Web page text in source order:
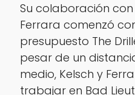
Su colaboración
Ferrara comenzó
presupuesto The
pesar de un
medio, Kelsch y
trabajar en Bad